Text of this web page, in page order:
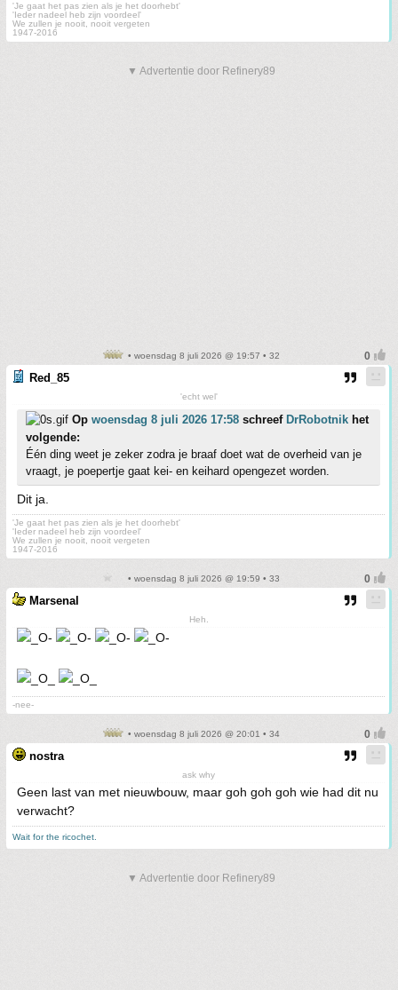
'Je gaat het pas zien als je het doorhebt'
'Ieder nadeel heb zijn voordeel'
We zullen je nooit, nooit vergeten
1947-2016
▼ Advertentie door Refinery89
• woensdag 8 juli 2026 @ 19:57 • 32
Red_85
'echt wel'
Op woensdag 8 juli 2026 17:58 schreef DrRobotnik het
volgende:
Één ding weet je zeker zodra je braaf doet wat de overheid van je
vraagt, je poepertje gaat kei- en keihard opengezet worden.
Dit ja.
'Je gaat het pas zien als je het doorhebt'
'Ieder nadeel heb zijn voordeel'
We zullen je nooit, nooit vergeten
1947-2016
• woensdag 8 juli 2026 @ 19:59 • 33
Marsenal
Heh.
-nee-
• woensdag 8 juli 2026 @ 20:01 • 34
nostra
ask why
Geen last van met nieuwbouw, maar goh goh goh wie had dit nu
verwacht?
Wait for the ricochet.
▼ Advertentie door Refinery89